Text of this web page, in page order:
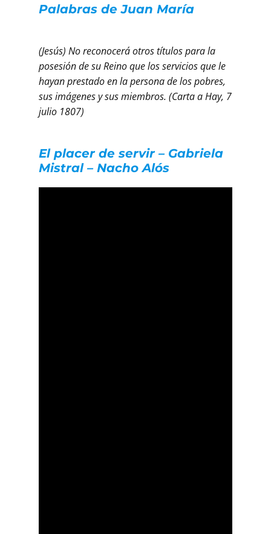
Palabras de Juan María
(Jesús) No reconocerá otros títulos para la
posesión de su Reino que los servicios que le
hayan prestado en la persona de los pobres,
sus imágenes y sus miembros. (Carta a Hay, 7
julio 1807)
El placer de servir – Gabriela
Mistral – Nacho Alós